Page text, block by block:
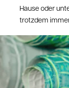
Einen Umtausch
Retourenportal
Reklamationen &
Sollte ein Artikel
Hause oder
trotzdem